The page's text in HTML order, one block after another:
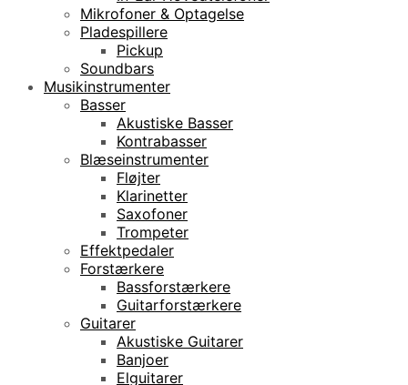
Mikrofoner & Optagelse
Pladespillere
Pickup
Soundbars
Musikinstrumenter
Basser
Akustiske Basser
Kontrabasser
Blæseinstrumenter
Fløjter
Klarinetter
Saxofoner
Trompeter
Effektpedaler
Forstærkere
Bassforstærkere
Guitarforstærkere
Guitarer
Akustiske Guitarer
Banjoer
Elguitarer